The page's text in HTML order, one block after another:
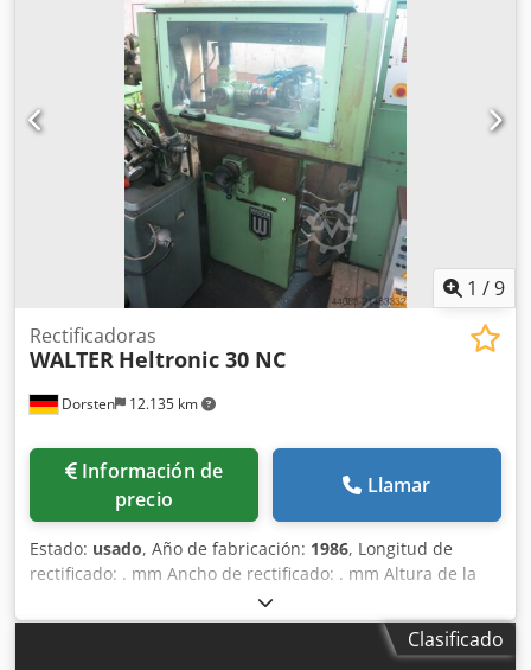
1 /9
Dorsten 12.135 km
Rectificadoras
WALTER Heltronic 30 NC
Información de
precio
Llamar
Estado: usado, Año de fabricación: 1986, Longitud de
rectificado: . mm Ancho de rectificado: . mm Altura de la
pieza: . mm Mesa: 870x130 mm Djdsytx Ifjpfx Aafsck
Potencia total necesaria: 2,5 kW Peso de la máquina aprox.:
0,8 t Dimensiones aproximadas: 2x1x2 m Los datosClasificado